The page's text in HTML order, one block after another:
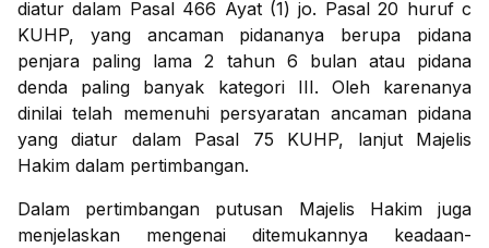
diatur dalam Pasal 466 Ayat (1) jo. Pasal 20 huruf c
KUHP, yang ancaman pidananya berupa pidana
penjara paling lama 2 tahun 6 bulan atau pidana
denda paling banyak kategori III. Oleh karenanya
dinilai telah memenuhi persyaratan ancaman pidana
yang diatur dalam Pasal 75 KUHP, lanjut Majelis
Hakim dalam pertimbangan.
Dalam pertimbangan putusan Majelis Hakim juga
menjelaskan mengenai ditemukannya keadaan-